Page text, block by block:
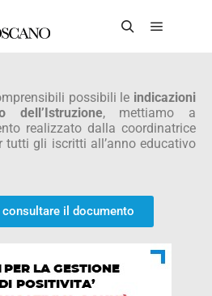
possibili le indicazioni
, mettiamo a
realizzato dalla coordinatrice
tutti gli iscritti all’anno educativo
il documento